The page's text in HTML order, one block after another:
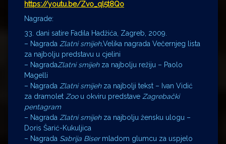
https://youtu.be/Zvo_ql5t8Qo
Nagrade:
33. dani satire Fadila Hadžića, Zagreb, 2009.
– Nagrada Zlatni smijeh,Velika nagrada Večernjeg lista
za najbolju predstavu u cjelini
– NagradaZlatni smijehza najbolju režiju – Paolo
Magelli
– Nagrada Zlatni smijehza najbolji tekst – Ivan Vidić
za dramolet Zoou okviru predstave Zagrebački
pentagram
– Nagrada Zlatni smijehza najbolju žensku ulogu –
Doris Šarić-Kukuljica
– Nagrada Sabrija Bisermladom glumcu za uspjelo